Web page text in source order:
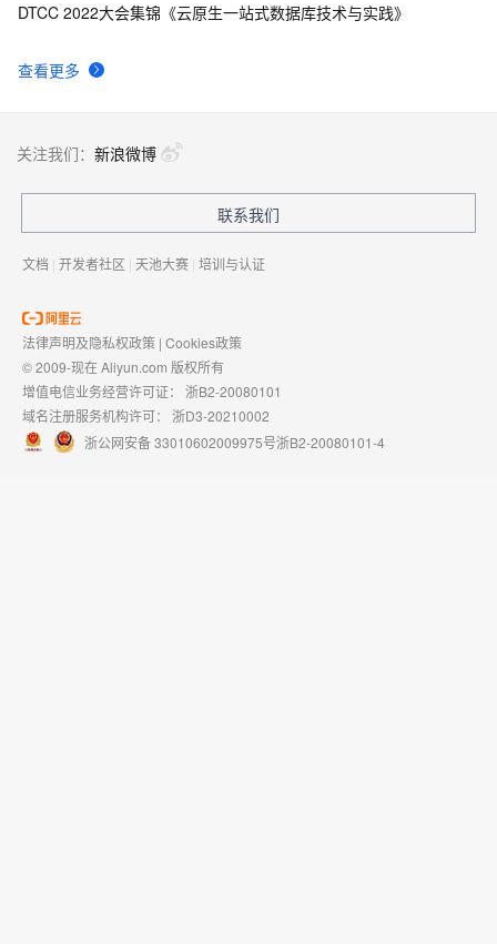
查看更多
DTCC 2022大会集锦《云原生一站式数据库技术与实践》
关注我们： 新浪微博
联系我们
文档 | 开发者社区 | 天池大赛 | 培训与认证
法律声明及隐私权政策 | Cookies政策
© 2009-现在 Aliyun.com 版权所有
增值电信业务经营许可证： 浙B2-20080101
域名注册服务机构许可： 浙D3-20210002
浙公网安备 33010602009975号浙B2-20080101-4